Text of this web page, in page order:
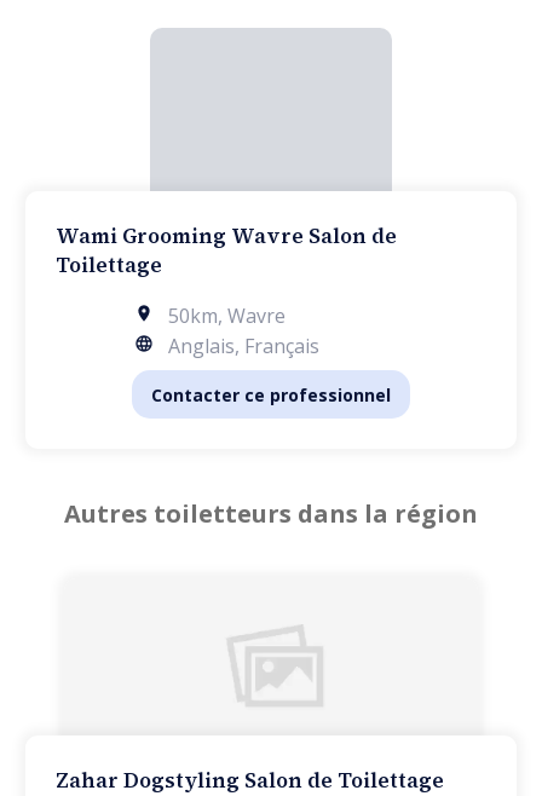
Wami Grooming Wavre Salon de
Toilettage
50km, Wavre
Anglais, Français
Contacter ce professionnel
Autres toiletteurs dans la région
Zahar Dogstyling Salon de Toilettage